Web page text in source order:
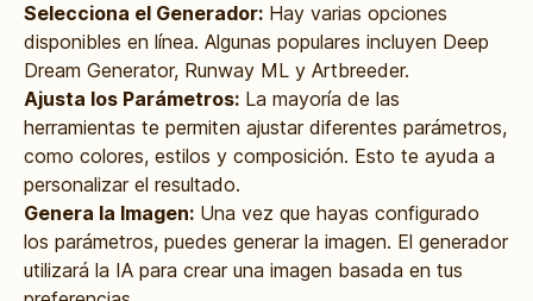
Selecciona el Generador: Hay varias opciones
disponibles en línea. Algunas populares incluyen Deep
Dream Generator, Runway ML y Artbreeder.
Ajusta los Parámetros: La mayoría de las
herramientas te permiten ajustar diferentes parámetros,
como colores, estilos y composición. Esto te ayuda a
personalizar el resultado.
Genera la Imagen: Una vez que hayas configurado
los parámetros, puedes generar la imagen. El generador
utilizará la IA para crear una imagen basada en tus